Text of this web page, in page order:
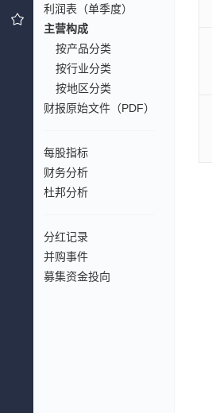
利润表（单季度）
主营构成
按产品分类
按行业分类
按地区分类
财报原始文件（PDF）
每股指标
财务分析
杜邦分析
分红记录
并购事件
募集资金投向